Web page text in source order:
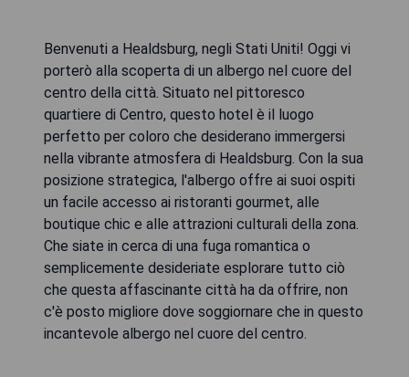
Benvenuti a Healdsburg, negli Stati Uniti! Oggi vi
porterò alla scoperta di un albergo nel cuore del
centro della città. Situato nel pittoresco
quartiere di Centro, questo hotel è il luogo
perfetto per coloro che desiderano immergersi
nella vibrante atmosfera di Healdsburg. Con la sua
posizione strategica, l'albergo offre ai suoi ospiti
un facile accesso ai ristoranti gourmet, alle
boutique chic e alle attrazioni culturali della zona.
Che siate in cerca di una fuga romantica o
semplicemente desideriate esplorare tutto ciò
che questa affascinante città ha da offrire, non
c'è posto migliore dove soggiornare che in questo
incantevole albergo nel cuore del centro.